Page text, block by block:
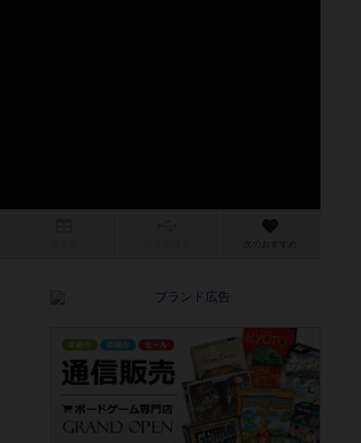
次のおすすめ